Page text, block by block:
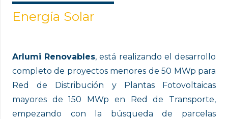
Energía Solar
Arlumi Renovables, está realizando el desarrollo
completo de proyectos menores de 50 MWp para
Red de Distribución y Plantas Fotovoltaicas
mayores de 150 MWp en Red de Transporte,
empezando con la búsqueda de parcelas